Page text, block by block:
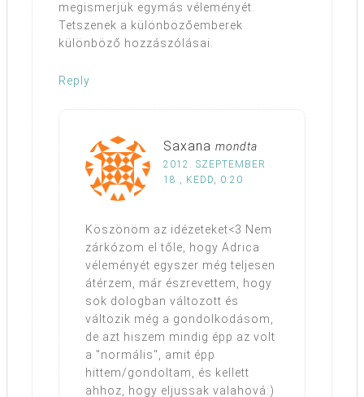
megismerjük egymás véleményét.
Tetszenek a különbözőemberek
különböző hozzászólásai.
Reply
Saxana mondta
2012. SZEPTEMBER
18., KEDD, 0:20
Köszönöm az idézeteket<3 Nem
zárkózom el tőle, hogy Adrica
véleményét egyszer még teljesen
átérzem, már észrevettem, hogy
sok dologban változott és
változik még a gondolkodásom,
de azt hiszem mindig épp az volt
a "normális", amit épp
hittem/gondoltam, és kellett
ahhoz, hogy eljussak valahová:)